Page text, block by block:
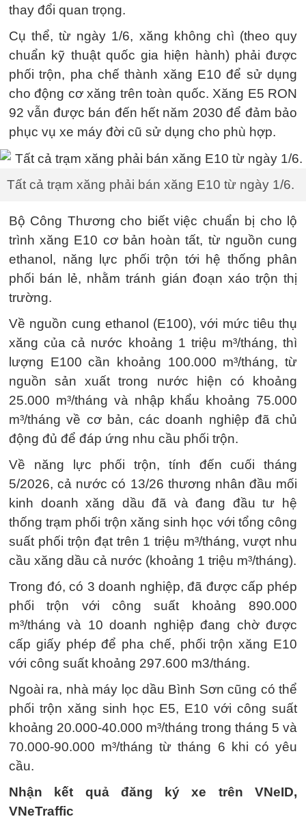
thay đổi quan trọng.
Cụ thể, từ ngày 1/6, xăng không chì (theo quy
chuẩn kỹ thuật quốc gia hiện hành) phải được
phối trộn, pha chế thành xăng E10 để sử dụng
cho động cơ xăng trên toàn quốc. Xăng E5 RON
92 vẫn được bán đến hết năm 2030 để đảm bảo
phục vụ xe máy đời cũ sử dụng cho phù hợp.
Tất cả trạm xăng phải bán xăng E10 từ ngày 1/6.
Bộ Công Thương cho biết việc chuẩn bị cho lộ
trình xăng E10 cơ bản hoàn tất, từ nguồn cung
ethanol, năng lực phối trộn tới hệ thống phân
phối bán lẻ, nhằm tránh gián đoạn xáo trộn thị
trường.
Về nguồn cung ethanol (E100), với mức tiêu thụ
xăng của cả nước khoảng 1 triệu m³/tháng, thì
lượng E100 cần khoảng 100.000 m³/tháng, từ
nguồn sản xuất trong nước hiện có khoảng
25.000 m³/tháng và nhập khẩu khoảng 75.000
m³/tháng về cơ bản, các doanh nghiệp đã chủ
động đủ để đáp ứng nhu cầu phối trộn.
Về năng lực phối trộn, tính đến cuối tháng
5/2026, cả nước có 13/26 thương nhân đầu mối
kinh doanh xăng dầu đã và đang đầu tư hệ
thống trạm phối trộn xăng sinh học với tổng công
suất phối trộn đạt trên 1 triệu m³/tháng, vượt nhu
cầu xăng dầu cả nước (khoảng 1 triệu m³/tháng).
Trong đó, có 3 doanh nghiệp, đã được cấp phép
phối trộn với công suất khoảng 890.000
m³/tháng và 10 doanh nghiệp đang chờ được
cấp giấy phép để pha chế, phối trộn xăng E10
với công suất khoảng 297.600 m3/tháng.
Ngoài ra, nhà máy lọc dầu Bình Sơn cũng có thể
phối trộn xăng sinh học E5, E10 với công suất
khoảng 20.000-40.000 m³/tháng trong tháng 5 và
70.000-90.000 m³/tháng từ tháng 6 khi có yêu
cầu.
Nhận kết quả đăng ký xe trên VNeID,
VNeTraffic